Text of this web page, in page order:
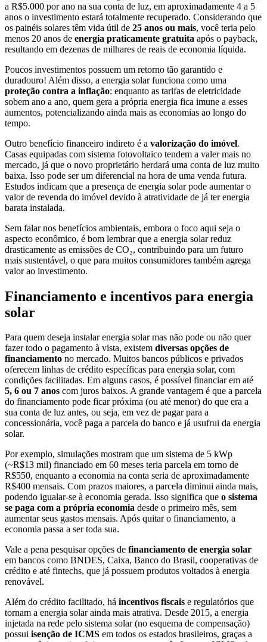
a R$5.000 por ano na sua conta de luz, em aproximadamente 4 a 5
anos o investimento estará totalmente recuperado. Considerando que
os painéis solares têm vida útil de 25 anos ou mais, você teria pelo
menos 20 anos de energia praticamente gratuita após o payback,
resultando em dezenas de milhares de reais de economia líquida.
Poucos investimentos possuem um retorno tão garantido e
duradouro! Além disso, a energia solar funciona como uma
proteção contra a inflação: enquanto as tarifas de eletricidade
sobem ano a ano, quem gera a própria energia fica imune a esses
aumentos, potencializando ainda mais as economias ao longo do
tempo.
Outro benefício financeiro indireto é a valorização do imóvel.
Casas equipadas com sistema fotovoltaico tendem a valer mais no
mercado, já que o novo proprietário herdará uma conta de luz muito
baixa. Isso pode ser um diferencial na hora de uma venda futura.
Estudos indicam que a presença de energia solar pode aumentar o
valor de revenda do imóvel devido à atratividade de já ter energia
barata instalada.
Sem falar nos benefícios ambientais, embora o foco aqui seja o
aspecto econômico, é bom lembrar que a energia solar reduz
drasticamente as emissões de CO₂, contribuindo para um futuro
mais sustentável, o que para muitos consumidores também agrega
valor ao investimento.
Financiamento e incentivos para energia
solar
Para quem deseja instalar energia solar mas não pode ou não quer
fazer todo o pagamento à vista, existem diversas opções de
financiamento no mercado. Muitos bancos públicos e privados
oferecem linhas de crédito específicas para energia solar, com
condições facilitadas. Em alguns casos, é possível financiar em até
5, 6 ou 7 anos com juros baixos. A grande vantagem é que a parcela
do financiamento pode ficar próxima (ou até menor) do que era a
sua conta de luz antes, ou seja, em vez de pagar para a
concessionária, você paga a parcela do banco e já usufrui da energia
solar.
Por exemplo, simulações mostram que um sistema de 5 kWp
(~R$13 mil) financiado em 60 meses teria parcela em torno de
R$550, enquanto a economia na conta seria de aproximadamente
R$400 mensais. Com prazos maiores, a parcela diminui ainda mais,
podendo igualar-se à economia gerada. Isso significa que o sistema
se paga com a própria economia desde o primeiro mês, sem
aumentar seus gastos mensais. Após quitar o financiamento, a
economia passa a ser toda sua.
Vale a pena pesquisar opções de financiamento de energia solar
em bancos como BNDES, Caixa, Banco do Brasil, cooperativas de
crédito e até fintechs, que já possuem produtos voltados à energia
renovável.
Além do crédito facilitado, há incentivos fiscais e regulatórios que
tornam a energia solar ainda mais atrativa. Desde 2015, a energia
injetada na rede pelo sistema solar (no esquema de compensação)
possui isenção de ICMS em todos os estados brasileiros, graças a